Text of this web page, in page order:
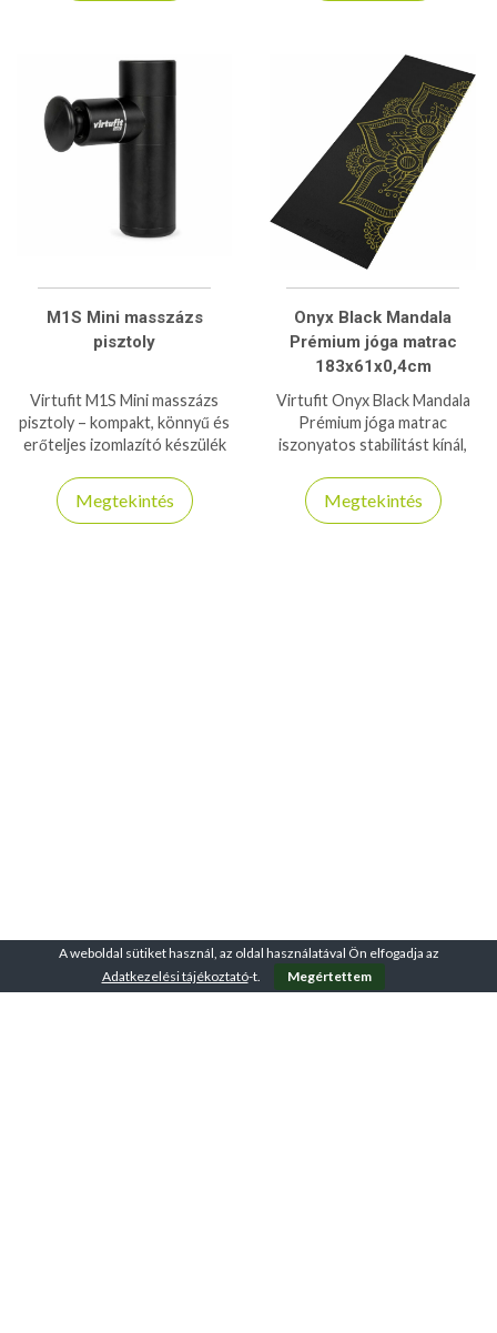
M1S Mini masszázs
pisztoly
Virtufit M1S Mini masszázs
pisztoly – kompakt, könnyű és
erőteljes izomlazító készülék
gyors regenerációhoz.
Megtekintés
Onyx Black Mandala
Prémium jóga matrac
183x61x0,4cm
Virtufit Onyx Black Mandala
Prémium jóga matrac
iszonyatos stabilitást kínál,
vastag - 6P- és latexmentes
Megtekintés
A weboldal sütiket használ, az oldal használatával Ön elfogadja az
Adatkezelési tájékoztató-t. Megértettem